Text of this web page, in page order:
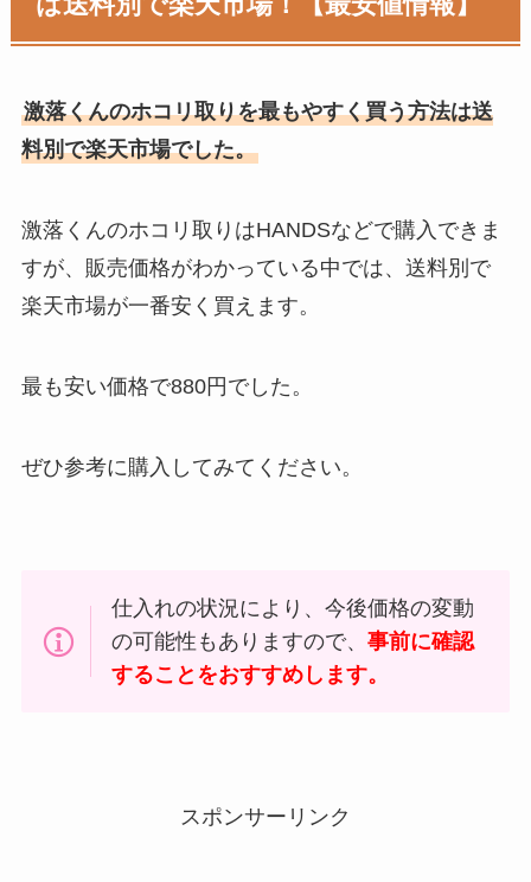
激落くんのホコリ取りを最もやすく買う方法は送
料別で楽天市場でした。
激落くんのホコリ取りはHANDSなどで購入できま
すが、販売価格がわかっている中では、送料別で
楽天市場が一番安く買えます。
最も安い価格で880円でした。
ぜひ参考に購入してみてください。
仕入れの状況により、今後価格の変動
の可能性もありますので、事前に確認
することをおすすめします。
スポンサーリンク